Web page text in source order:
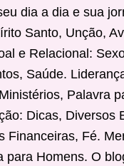
dia a dia e sua
Santo, Unção,
e Relacional:
Saúde.
Palavra
Dicas, Diversos
Financeiras, Fé.
para Homens. O